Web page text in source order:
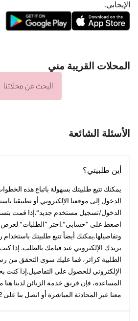
الإيجابي.
المحلات القريبة مني
البحث عن محلاتنا
الأسئلة الشائعة
أين طلبيتي؟
يمكنك تتبع طلبيتك بسهولة باتباع هذه
الدخول إلى موقعنا الإلكتروني أو تطبيقنا
الدخول/تسجيل مستخدم جديد“.إذا قمت
اضغط على ”حسابي“.اختر ”الطلبات“ لعرض
وتفاصيلها.يمكنك أيضاً تتبع طلبيتك باستخدام
بريدك الإلكتروني عند قيامك بالطلب. إذا
الطلبية كزائر، فما عليك سوى التحقق من
الإلكتروني للحصول على التفاصيل.إذا كنت
المساعدة، فإن فريق خدمة الزبائن لدينا
معنا عبر المحادثة المباشرة أو اتصل بنا على 80074292.